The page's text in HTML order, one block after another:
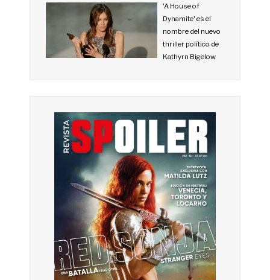
'A House of
Dynamite' es el
nombre del nuevo
thriller político de
Kathyrn Bigelow